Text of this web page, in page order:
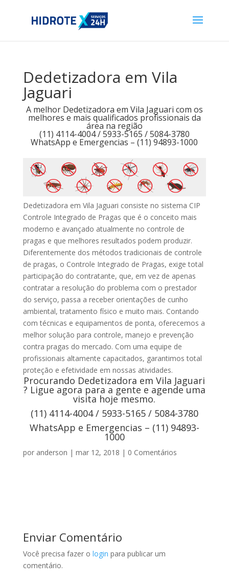
Dedetizadora em Vila
Jaguari
A melhor Dedetizadora em Vila Jaguari com os
melhores e mais qualificados profissionais da
área na região
(11) 4114-4004 / 5933-5165 / 5084-3780
WhatsApp e Emergencias – (11) 94893-1000
Dedetizadora em Vila Jaguari consiste no sistema CIP
Controle Integrado de Pragas que é o conceito mais
moderno e avançado atualmente no controle de
pragas e que melhores resultados podem produzir.
Diferentemente dos métodos tradicionais de controle
de pragas, o Controle Integrado de Pragas, exige total
participação do contratante, que, em vez de apenas
contratar a resolução do problema com o prestador
do serviço, passa a receber orientações de cunho
ambiental, tratamento físico e muito mais. Contando
com técnicas e equipamentos de ponta, oferecemos a
melhor solução para controle, manejo e prevenção
contra pragas do mercado. Com uma equipe de
profissionais altamente capacitados, garantimos total
proteção e efetividade em nossas atividades.
Procurando Dedetizadora em Vila Jaguari
? Ligue agora para a gente e agende uma
visita hoje mesmo.
(11) 4114-4004 / 5933-5165 / 5084-3780
WhatsApp e Emergencias – (11) 94893-
1000
por anderson | mar 12, 2018 | 0 Comentários
Enviar Comentário
Você precisa fazer o login para publicar um
comentário.